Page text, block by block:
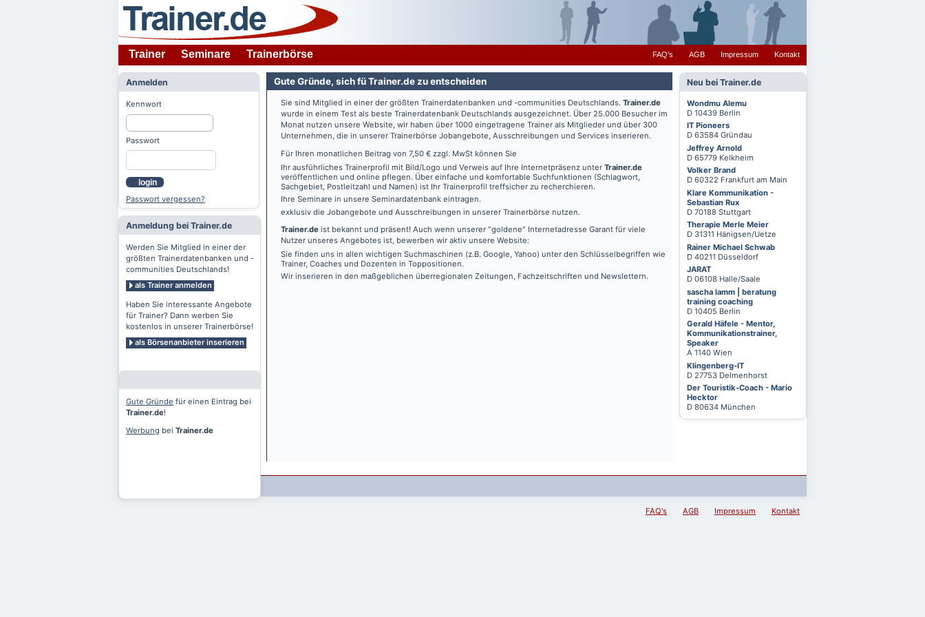
Trainer Seminare Trainerbörse FAQ's AGB Impressum Kontakt
Anmelden
Kennwort
Passwort
login
Passwort vergessen?
Anmeldung bei Trainer.de
Werden Sie Mitglied in einer der
größten Trainerdatenbanken und -
communities Deutschlands!
als Trainer anmelden
Haben Sie interessante Angebote
für Trainer? Dann werben Sie
kostenlos in unserer Trainerbörse!
als Börsenanbieter inserieren
Gute Gründe für einen Eintrag bei
Trainer.de!
Werbung bei Trainer.de
Neu bei Trainer.de
Wondmu Alemu
D 10439 Berlin
IT Pioneers
D 63584 Gründau
Jeffrey Arnold
D 65779 Kelkheim
Volker Brand
D 60322 Frankfurt am Main
Klare Kommunikation -
Sebastian Rux
D 70188 Stuttgart
Therapie Merle Meier
D 31311 Hänigsen/Uetze
Rainer Michael Schwab
D 40211 Düsseldorf
JARAT
D 06108 Halle/Saale
sascha lamm | beratung
training coaching
D 10405 Berlin
Gerald Häfele - Mentor,
Kommunikationstrainer,
Speaker
A 1140 Wien
Klingenberg-IT
D 27753 Delmenhorst
Der Touristik-Coach - Mario
Hecktor
D 80634 München
Gute Gründe, sich fü Trainer.de zu entscheiden
Sie sind Mitglied in einer der größten Trainerdatenbanken und -communities Deutschlands. Trainer.de
wurde in einem Test als beste Trainerdatenbank Deutschlands ausgezeichnet. Über 25.000 Besucher im
Monat nutzen unsere Website, wir haben über 1000 eingetragene Trainer als Mitglieder und über 300
Unternehmen, die in unserer Trainerbörse Jobangebote, Ausschreibungen und Services inserieren.
Für Ihren monatlichen Beitrag von 7,50 € zzgl. MwSt können Sie
Ihr ausführliches Trainerprofil mit Bild/Logo und Verweis auf Ihre Internetpräsenz unter Trainer.de
veröffentlichen und online pflegen. Über einfache und komfortable Suchfunktionen (Schlagwort,
Sachgebiet, Postleitzahl und Namen) ist Ihr Trainerprofil treffsicher zu recherchieren.
Ihre Seminare in unsere Seminardatenbank eintragen.
exklusiv die Jobangebote und Ausschreibungen in unserer Trainerbörse nutzen.
Trainer.de ist bekannt und präsent! Auch wenn unserer "goldene" Internetadresse Garant für viele
Nutzer unseres Angebotes ist, bewerben wir aktiv unsere Website:
Sie finden uns in allen wichtigen Suchmaschinen (z.B. Google, Yahoo) unter den Schlüsselbegriffen wie
Trainer, Coaches und Dozenten in Toppositionen.
Wir inserieren in den maßgeblichen überregionalen Zeitungen, Fachzeitschriften und Newslettern.
FAQ's AGB Impressum Kontakt